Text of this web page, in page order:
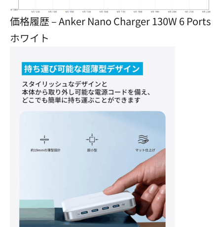
価格履歴 – Anker Nano Charger 130W 6 Ports
ホワイト